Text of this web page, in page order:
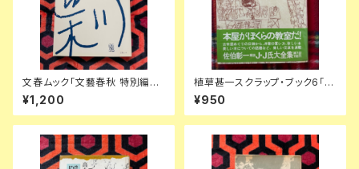
文春ムック「文藝春秋 特別編集:
芥川賞・直木賞150回全記録」初
版 菊池寛
¥1,200
植草甚一スクラップ・ブック6「ぼ
くの読書法」帯 ビニカバ付き 月
報付き 解説:佐伯彰一 JJ 晶文
社
¥950